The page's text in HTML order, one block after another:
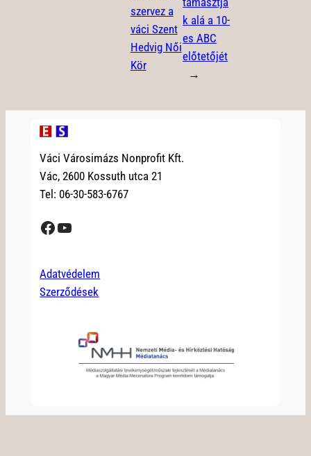
szervez a
váci Szent
Hedvig Női
Kör
k alá a 10-
es ABC
előtetőjét
→
Váci Városimázs Nonprofit Kft.
Vác, 2600 Kossuth utca 21
Tel: 06-30-583-6767
Facebook YouTube
Adatvédelem
Szerződések